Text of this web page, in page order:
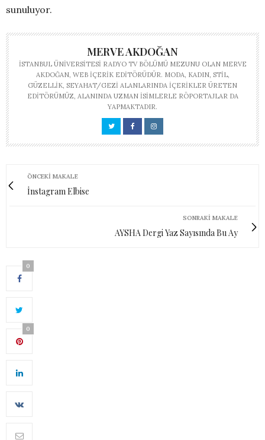
sunuluyor.
MERVE AKDOĞAN
İSTANBUL ÜNIVERSITESI RADYO TV BÖLÜMÜ MEZUNU OLAN MERVE
AKDOĞAN, WEB IÇERIK EDITÖRÜDÜR. MODA, KADIN, STIL,
GÜZELLIK, SEYAHAT/GEZI ALANLARINDA IÇERIKLER ÜRETEN
EDITÖRÜMÜZ, ALANINDA UZMAN ISIMLERLE RÖPORTAJLAR DA
YAPMAKTADIR.
ÖNCEKI MAKALE
İnstagram Elbise
SONRAKI MAKALE
AYSHA Dergi Yaz Sayısında Bu Ay
0
0